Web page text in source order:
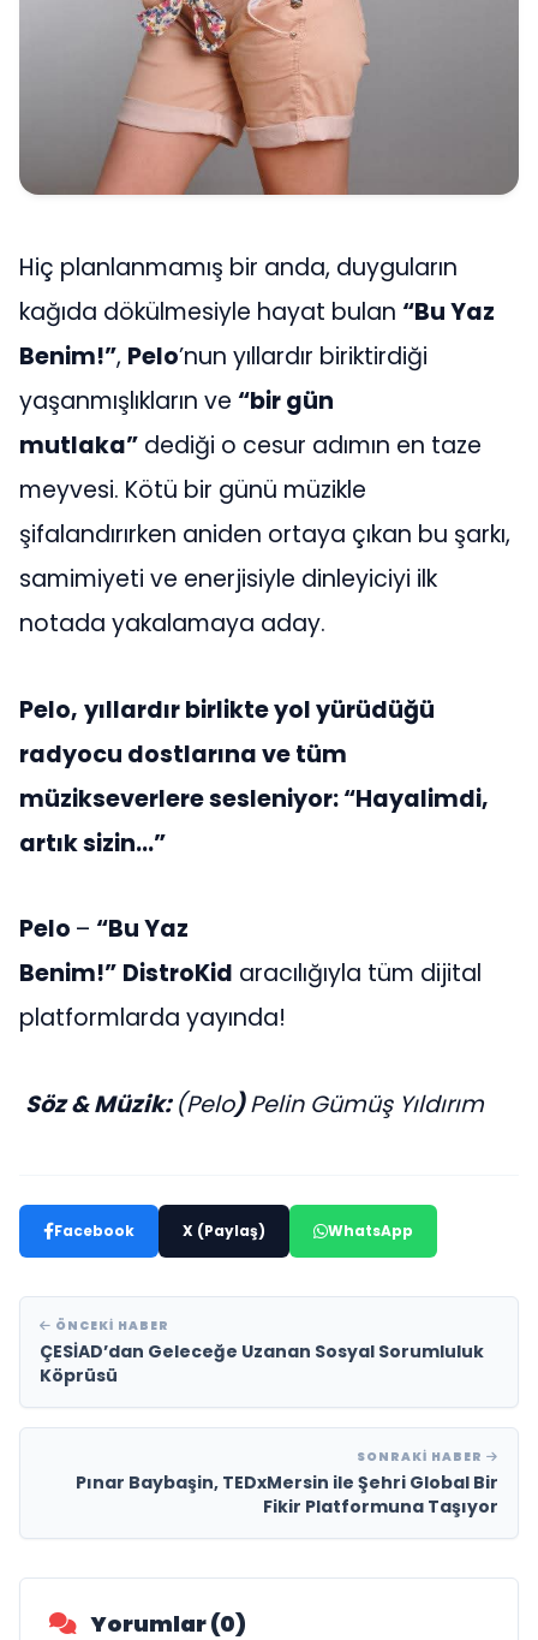
Hiç planlanmamış bir anda, duyguların
kağıda dökülmesiyle hayat bulan “Bu Yaz
Benim!”, Pelo’nun yıllardır biriktirdiği
yaşanmışlıkların ve “bir gün
mutlaka” dediği o cesur adımın en taze
meyvesi. Kötü bir günü müzikle
şifalandırırken aniden ortaya çıkan bu şarkı,
samimiyeti ve enerjisiyle dinleyiciyi ilk
notada yakalamaya aday.
Pelo, yıllardır birlikte yol yürüdüğü
radyocu dostlarına ve tüm
müzikseverlere sesleniyor: “Hayalimdi,
artık sizin…”
Pelo – “Bu Yaz
Benim!” DistroKid aracılığıyla tüm dijital
platformlarda yayında!
Söz & Müzik:(Pelo)Pelin Gümüş Yıldırım
Facebook X (Paylaş) WhatsApp
ÖNCEKI HABER
ÇESİAD’dan Geleceğe Uzanan Sosyal Sorumluluk
Köprüsü
SONRAKI HABER
Pınar Baybaşin, TEDxMersin ile Şehri Global Bir
Fikir Platformuna Taşıyor
Yorumlar (0)